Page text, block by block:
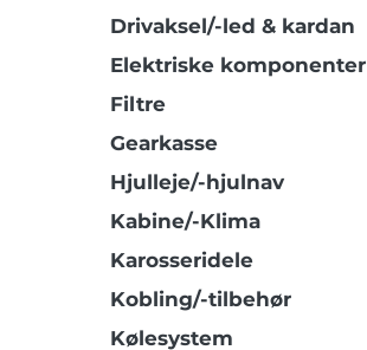
Drivaksel/-led & kardan
Elektriske komponenter
Filtre
Gearkasse
Hjulleje/-hjulnav
Kabine/-Klima
Karosseridele
Kobling/-tilbehør
Kølesystem